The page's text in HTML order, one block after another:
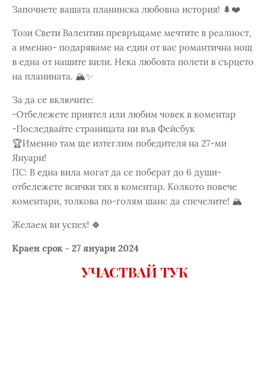
Започнете вашата планинска любовна история! 🌲❤️
Този Свети Валентин превръщаме мечтите в реалност,
а именно- подаряваме на един от вас романтична нощ
в една от нашите вили. Нека любовта полети в сърцето
на планината. 🏔️✨
За да се включите:
-Отбележете приятел или любим човек в коментар
-Последвайте страницата ни във Фейсбук
🏆Именно там ще изтеглим победителя на 27-ми
Януари!
ПС: В една вила могат да се поберат до 6 души-
отбележете всички тях в коментар. Колкото повече
коментари, толкова по-голям шанс да спечелите! 🏔️
Желаем ви успех! 🍀
Краен срок - 27 януари 2024
УЧАСТВАЙ ТУК